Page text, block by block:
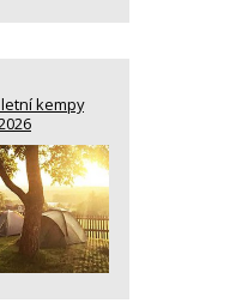
kempy